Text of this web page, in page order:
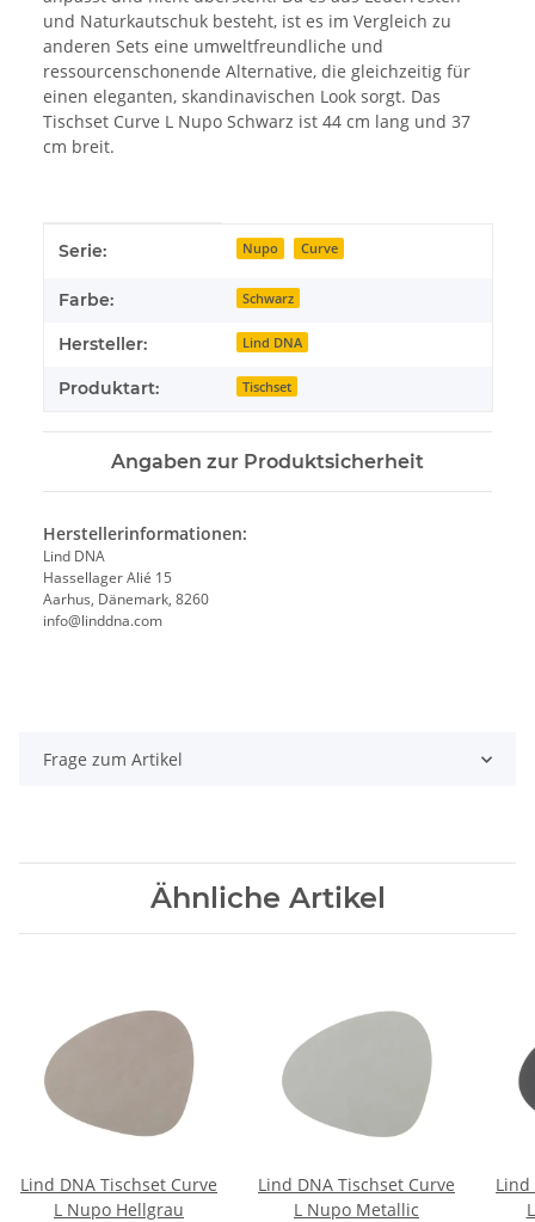
und Naturkautschuk besteht, ist es im Vergleich zu
anderen Sets eine umweltfreundliche und
ressourcenschonende Alternative, die gleichzeitig für
einen eleganten, skandinavischen Look sorgt. Das
Tischset Curve L Nupo Schwarz ist 44 cm lang und 37
cm breit.
Produkteigenschaft
Wert
Serie: Nupo Curve
Farbe: Schwarz
Hersteller: Lind DNA
Produktart: Tischset
Angaben zur Produktsicherheit
Herstellerinformationen:
Lind DNA
Hassellager Alié 15
Aarhus, Dänemark, 8260
info@linddna.com
Frage zum Artikel
Ähnliche Artikel
Lind DNA Tischset Curve
L Nupo Hellgrau
Lind DNA Tischset Curve
L Nupo Metallic
Lind